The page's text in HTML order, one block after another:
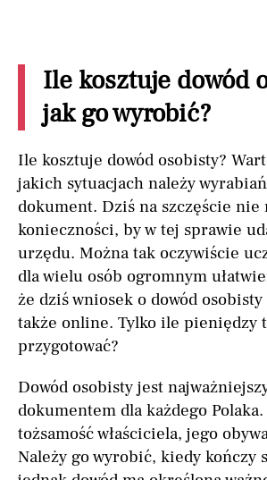
Ile kosztuje dowód
jak go wyrobić?
Ile kosztuje dowód osobisty?
jakich sytuacjach należy
dokument. Dziś na szczęście nie
konieczności, by w tej sprawie
urzędu. Można tak oczywiście
dla wielu osób ogromnym
że dziś wniosek o dowód osobisty
także online. Tylko ile pieniędzy
przygotować?
Dowód osobisty jest
dokumentem dla każdego
tożsamość właściciela, jego
Należy go wyrobić, kiedy kończy